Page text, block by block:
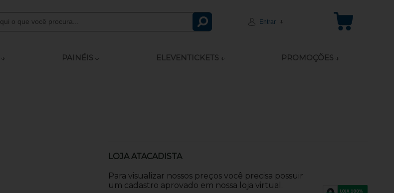
Entrar
PAINÉIS ELEVENTICKETS PROMOÇÕES
LOJA ATACADISTA
Para visualizar nossos preços você precisa possuir
um cadastro aprovado em nossa loja virtual.